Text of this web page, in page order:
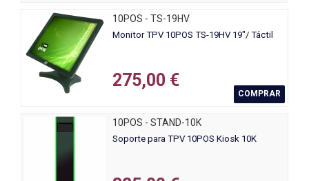
10POS - TS-19HV
Monitor TPV 10POS TS-19HV 19"/ Táctil
275,00 €
COMPRAR
10POS - STAND-10K
Soporte para TPV 10POS Kiosk 10K